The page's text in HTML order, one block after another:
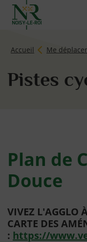
Accueil
Page d'accueil du site
Me déplacer
Pistes
Plan de
Douce
VIVEZ L'AGGLO
CARTE DES
: https://